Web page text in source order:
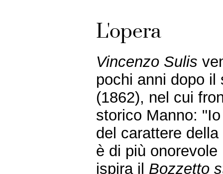
L'opera
Vincenzo Sulis
pochi anni dopo il
(1862), nel cui
storico Manno:
del carattere
è di più
ispira il Bozzetto